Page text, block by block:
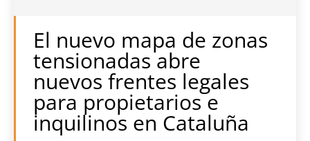
El nuevo mapa de zonas
tensionadas abre
nuevos frentes legales
para propietarios e
inquilinos en Cataluña